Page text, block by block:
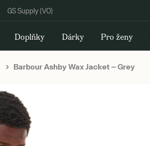
GS Supply (VO)
Doplňky Dárky Pro ženy
Barbour Ashby Wax Jacket — Grey